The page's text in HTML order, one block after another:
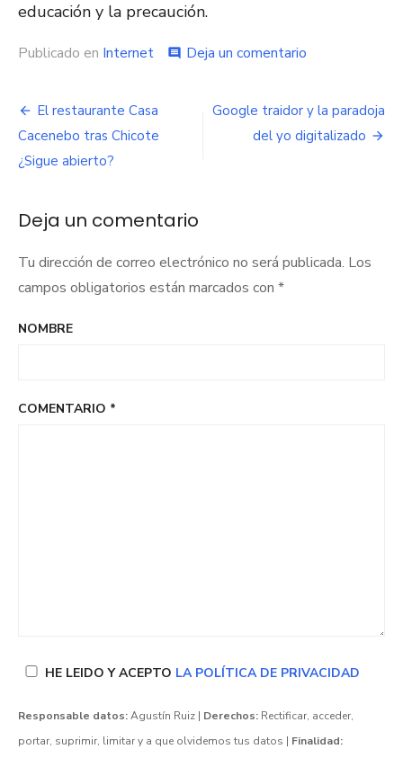
educación y la precaución.
Publicado en Internet comment Deja un comentario
el
en
Navegación
de
El restaurante Casa
Cacenebo tras Chicote
¿Sigue abierto?
Google traidor y la paradoja
del yo digitalizado
Deja un comentario
Tu dirección de correo electrónico no será publicada. Los
campos obligatorios están marcados con *
NOMBRE
COMENTARIO *
HE LEIDO Y ACEPTO LA POLÍTICA DE PRIVACIDAD
Responsable datos:Agustín Ruiz | Derechos: Rectificar, acceder,
portar, suprimir, limitar y a que olvidemos tus datos | Finalidad: